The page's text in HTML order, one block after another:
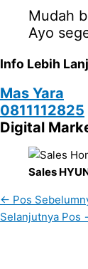
Mudah
Ayo
Info Lebih
Mas Yara
0811112825
Digital
Sales
← Pos
Selanjutnya Pos